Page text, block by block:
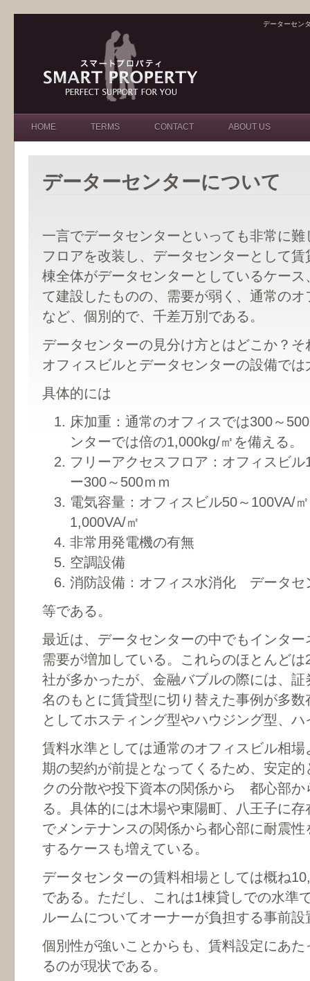
データーセン
HOME TERMS CONTACT ABOUT US
データーセンターについて
一言でデータセンターといっても非常に
フロアを改装し、データセンターとして
棟全体がデータセンターとしているケー
て建設したものの、需要が弱く、通常の
など、個別的で、千差万別である。
データセンターの見分け方とはどこか？
オフィスビルとデータセンターの設備で
具体的には
床加重：通常のオフィスでは300～
ンターでは倍の1,000kg/㎡を備える。
フリーアクセスフロア：オフィスビ
ー300～500ｍｍ
電気容量：オフィスビル50～100VA/
1,000VA/㎡
非常用発電機の有無
空調設備
消防設備：オフィス水消化 データセ
等である。
最近は、データセンターの中でもインタ
需要が増加している。これらのほとんど
社が多かったが、金融バブルの際には、
名のもとに賃貸型に切り替えた事例が多
としてホスティング型やハウジング型、
賃料水準としては通常のオフィスビル相
期の契約が前提となってくるため、安定
クの分散や投下資本の関係から 都心部か
る。具体的には木場や東陽町、八王子に
でメンテナンスの関係から都心部に耐震
するケースも増えている。
データセンターの賃料相場としては概ね
である。ただし、これは1棟貸しでの水準
ルームについてオーナーが負担する事前
個別性が強いことからも、賃料設定にあ
るのが現状である。